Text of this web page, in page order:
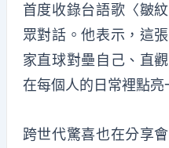
首度收錄台語歌〈皺
眾對話。他表示，這
家直球對壘自己、直
在每個人的日常裡點亮
跨世代驚喜也在分享